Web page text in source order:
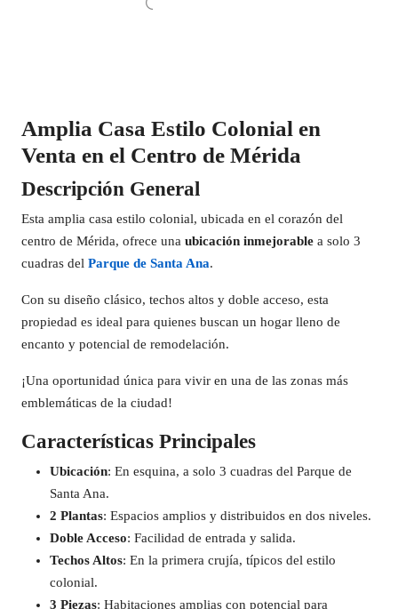
Amplia Casa Estilo Colonial en
Venta en el Centro de Mérida
Descripción General
Esta amplia casa estilo colonial, ubicada en el corazón del
centro de Mérida, ofrece una ubicación inmejorable a solo 3
cuadras del Parque de Santa Ana.
Con su diseño clásico, techos altos y doble acceso, esta
propiedad es ideal para quienes buscan un hogar lleno de
encanto y potencial de remodelación.
¡Una oportunidad única para vivir en una de las zonas más
emblemáticas de la ciudad!
Características Principales
Ubicación: En esquina, a solo 3 cuadras del Parque de
Santa Ana.
2 Plantas: Espacios amplios y distribuidos en dos niveles.
Doble Acceso: Facilidad de entrada y salida.
Techos Altos: En la primera crujía, típicos del estilo
colonial.
3 Piezas: Habitaciones amplias con potencial para